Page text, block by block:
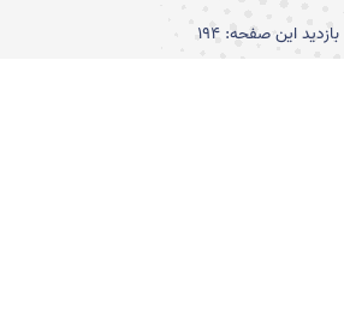
بازدید این صفحه: 194